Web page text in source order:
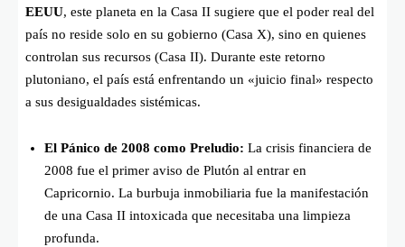
EEUU, este planeta en la Casa II sugiere que el poder real del
país no reside solo en su gobierno (Casa X), sino en quienes
controlan sus recursos (Casa II). Durante este retorno
plutoniano, el país está enfrentando un «juicio final» respecto
a sus desigualdades sistémicas.
El Pánico de 2008 como Preludio: La crisis financiera de
2008 fue el primer aviso de Plutón al entrar en
Capricornio. La burbuja inmobiliaria fue la manifestación
de una Casa II intoxicada que necesitaba una limpieza
profunda.